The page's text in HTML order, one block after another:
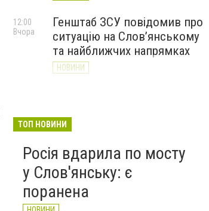
Генштаб ЗСУ повідомив про
ситуацію на Слов’янському
та найближчих напрямках
НОВИНИ
12:00
Вчора
великої війни: 7 серпня
ТОП НОВИНИ
Росія вдарила по мосту
у Слов'янську: є
поранена